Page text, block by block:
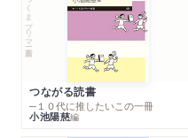
ちくまプリマー新書
つながる読書
─１０代に推したいこの一冊
小池陽慈編